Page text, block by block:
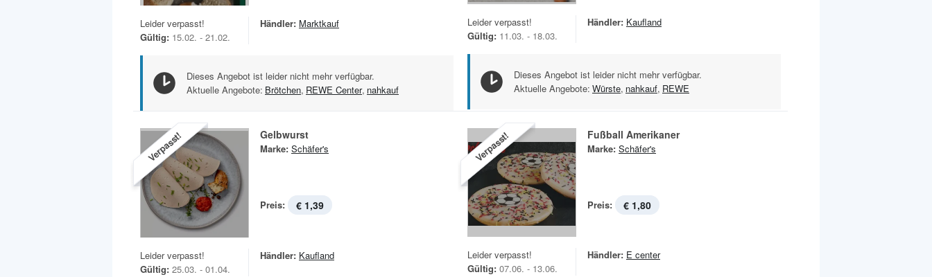
Leider verpasst!
Gültig: 15.02. - 21.02.
Händler: Marktkauf
Dieses Angebot ist leider nicht mehr verfügbar.
Aktuelle Angebote: Brötchen, REWE Center, nahkauf
Leider verpasst!
Gültig: 11.03. - 18.03.
Händler: Kaufland
Dieses Angebot ist leider nicht mehr verfügbar.
Aktuelle Angebote: Würste, nahkauf, REWE
Verpasst! Gelbwurst
Marke: Schäfer's
Preis: € 1,39
Leider verpasst!
Gültig: 25.03. - 01.04.
Händler: Kaufland
Verpasst! Fußball Amerikaner
Marke: Schäfer's
Preis: € 1,80
Leider verpasst!
Gültig: 07.06. - 13.06.
Händler: E center